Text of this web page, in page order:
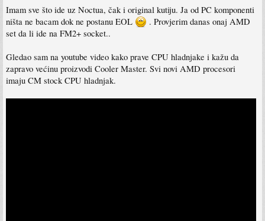
Imam sve što ide uz Noctua, čak i original kutiju. Ja od PC komponenti
ništa ne bacam dok ne postanu EOL
. Provjerim danas onaj AMD
set da li ide na FM2+ socket..
Gledao sam na youtube video kako prave CPU hladnjake i kažu da
zapravo većinu proizvodi Cooler Master. Svi novi AMD procesori
imaju CM stock CPU hladnjak.